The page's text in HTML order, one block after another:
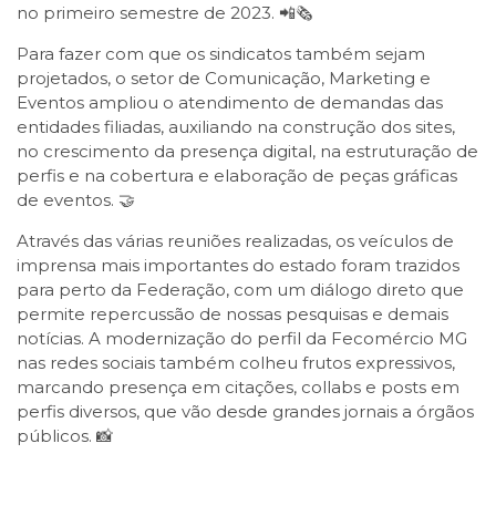
no primeiro semestre de 2023. 📲🗞️
Para fazer com que os sindicatos também sejam
projetados, o setor de Comunicação, Marketing e
Eventos ampliou o atendimento de demandas das
entidades filiadas, auxiliando na construção dos sites,
no crescimento da presença digital, na estruturação de
perfis e na cobertura e elaboração de peças gráficas
de eventos. 🤝
Através das várias reuniões realizadas, os veículos de
imprensa mais importantes do estado foram trazidos
para perto da Federação, com um diálogo direto que
permite repercussão de nossas pesquisas e demais
notícias. A modernização do perfil da Fecomércio MG
nas redes sociais também colheu frutos expressivos,
marcando presença em citações, collabs e posts em
perfis diversos, que vão desde grandes jornais a órgãos
públicos. 📸